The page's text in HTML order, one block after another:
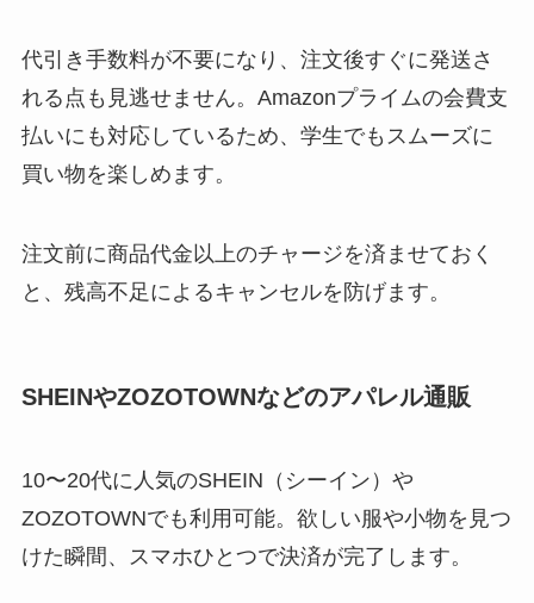
代引き手数料が不要になり、注文後すぐに発送さ
れる点も見逃せません。Amazonプライムの会費支
払いにも対応しているため、学生でもスムーズに
買い物を楽しめます。
注文前に商品代金以上のチャージを済ませておく
と、残高不足によるキャンセルを防げます。
SHEINやZOZOTOWNなどのアパレル通販
10〜20代に人気のSHEIN（シーイン）や
ZOZOTOWNでも利用可能。欲しい服や小物を見つ
けた瞬間、スマホひとつで決済が完了します。